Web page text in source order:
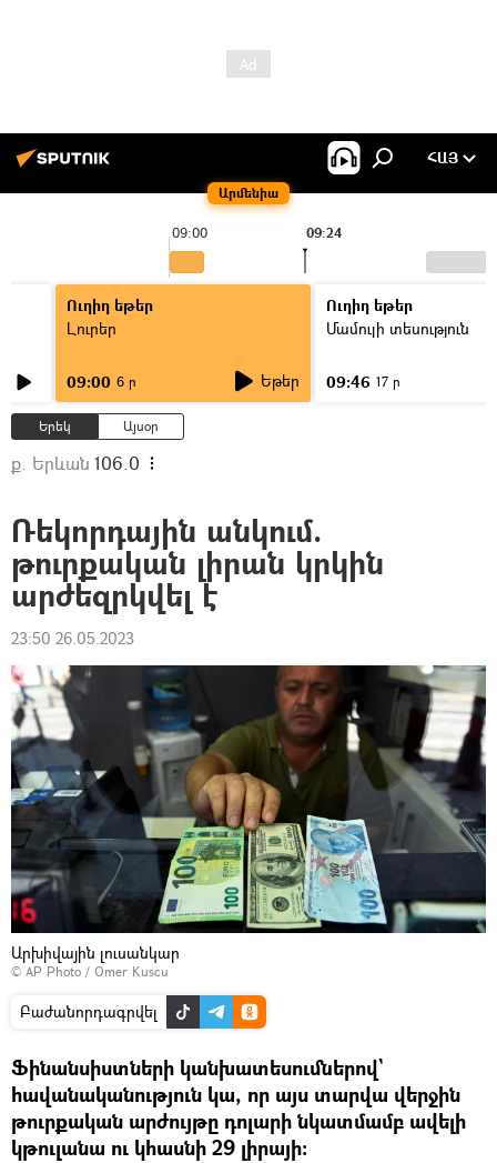
Արմենիա
ՀԱՅ
09:00 09:24
Ուղիղ եթեր
Լուրեր
09:00 6 ր Եթեր
Ուղիղ եթեր
Մամուլի տեսություն
09:46 17 ր
Երեկ Այսօր
ք. Երևան 106.0
Ռեկորդային անկում.
թուրքական լիրան կրկին
արժեզրկվել է
23:50 26.05.2023
Արխիվային լուսանկար
© AP Photo / Omer Kuscu
Բաժանորդագրվել
Ֆինանսիստների կանխատեսումներով`
հավանականություն կա, որ այս տարվա վերջին
թուրքական արժույթը դոլարի նկատմամբ ավելի
կթուլանա ու կհասնի 29 լիրայի: